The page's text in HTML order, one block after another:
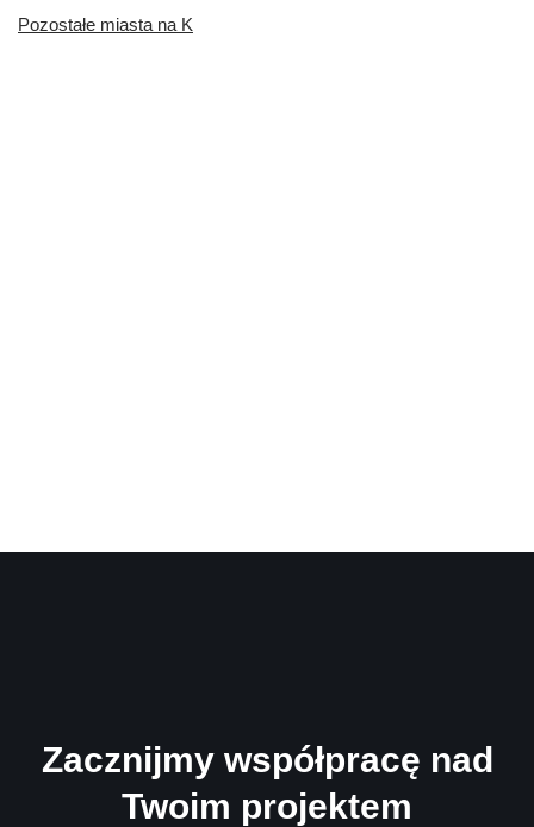
Pozostałe miasta na K
Zacznijmy współpracę nad
Twoim projektem